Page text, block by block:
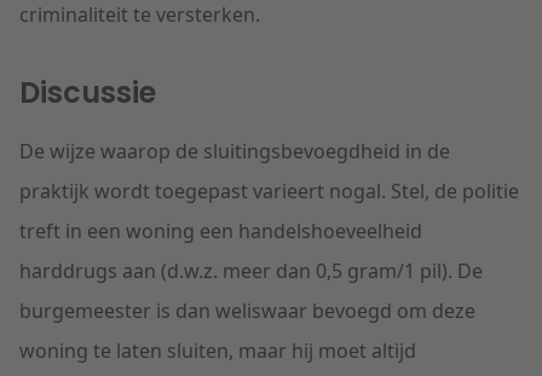
criminaliteit te versterken.
Discussie
De wijze waarop de sluitingsbevoegdheid in de
praktijk wordt toegepast varieert nogal. Stel, de politie
treft in een woning een handelshoeveelheid
harddrugs aan (d.w.z. meer dan 0,5 gram/1 pil). De
burgemeester is dan weliswaar bevoegd om deze
woning te laten sluiten, maar hij moet altijd